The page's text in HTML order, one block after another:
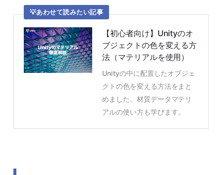
あわせて読みたい記事
【初心者向け】Unityのオ
ブジェクトの色を変える方
法（マテリアルを使用）
Unityの中に配置したオブジェ
クトの色を変える方法をまと
めました。材質データマテリ
アルの使い方も学びます。